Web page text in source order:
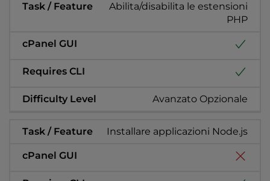
Abilita/disabilita le estensioni
PHP
Avanzato Opzionale
Installare applicazioni Node.js